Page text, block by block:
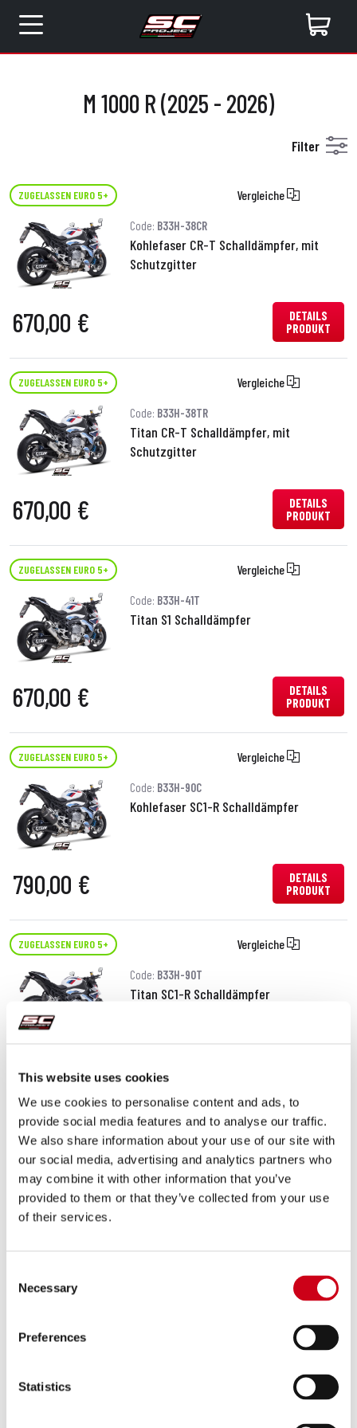
This website uses cookies
We use cookies to personalise content and ads, to
provide social media features and to analyse our traffic.
We also share information about your use of our site with
our social media, advertising and analytics partners who
may combine it with other information that you’ve
provided to them or that they’ve collected from your use
of their services.
Selection
Necessary
Preferences
Statistics
M 1000 R (2025 - 2026)
Filter
ZUGELASSEN EURO 5+ Vergleiche
Code: B33H-38CR
Kohlefaser CR-T Schalldämpfer, mit
Schutzgitter
670,00 €
DETAILS
PRODUKT
ZUGELASSEN EURO 5+ Vergleiche
Code: B33H-38TR
Titan CR-T Schalldämpfer, mit
Schutzgitter
670,00 €
DETAILS
PRODUKT
ZUGELASSEN EURO 5+ Vergleiche
Code: B33H-41T
Titan S1 Schalldämpfer
670,00 €
DETAILS
PRODUKT
ZUGELASSEN EURO 5+ Vergleiche
Code: B33H-90C
Kohlefaser SC1-R Schalldämpfer
790,00 €
DETAILS
PRODUKT
ZUGELASSEN EURO 5+ Vergleiche
Code: B33H-90T
Titan SC1-R Schalldämpfer
790,00 €
NUR FÜR DEN RENNEINSATZ Vergleiche
Code:B33H-50TR
Titan CR-T Schalldämpfer, mit
Schutzgitter